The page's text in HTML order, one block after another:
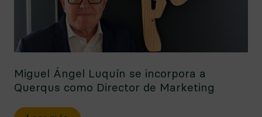
Miguel Ángel Luquín se incorpora a
Querqus como Director de Marketing